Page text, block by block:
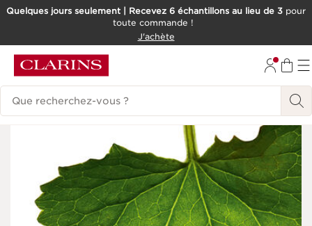
ALLER AU CONTENU
Quelques jours seulement | Recevez 6 échantillons au lieu de 3 pour
toute commande !
J'achète
Historique des recherches